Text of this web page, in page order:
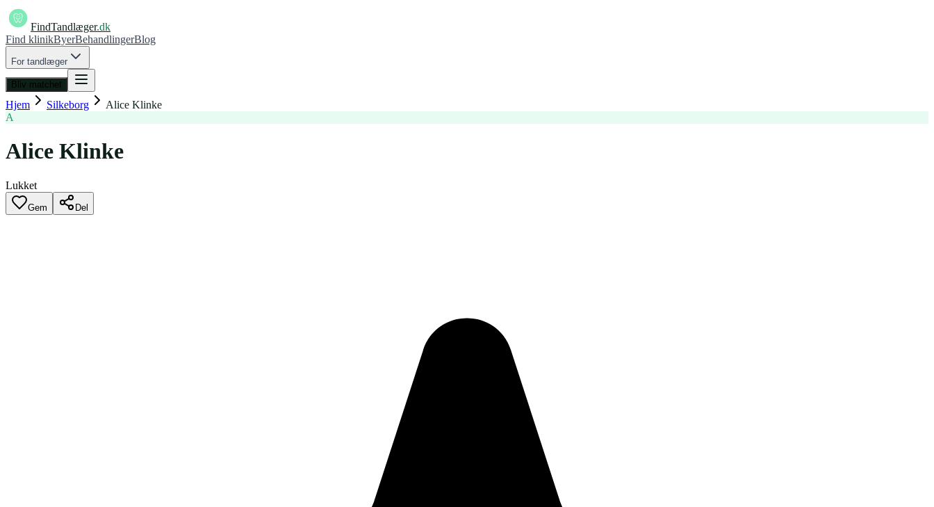
FindTandlæger.dk
Find klinikByerBehandlingerBlog
For tandlæger
Bliv matchet
Hjem Silkeborg
Alice Klinke
A
Alice Klinke
Lukket
Gem Del